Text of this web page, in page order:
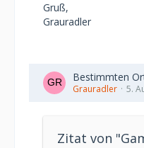
Gruß,
Grauradler
Bestimmten
Grauradler 5.
Zitat von